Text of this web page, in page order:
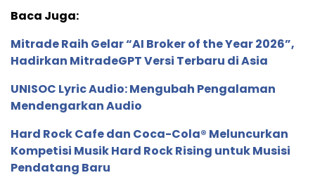
Baca Juga:
Mitrade Raih Gelar “AI Broker of the Year 2026”,
Hadirkan MitradeGPT Versi Terbaru di Asia
UNISOC Lyric Audio: Mengubah Pengalaman
Mendengarkan Audio
Hard Rock Cafe dan Coca-Cola® Meluncurkan
Kompetisi Musik Hard Rock Rising untuk Musisi
Pendatang Baru